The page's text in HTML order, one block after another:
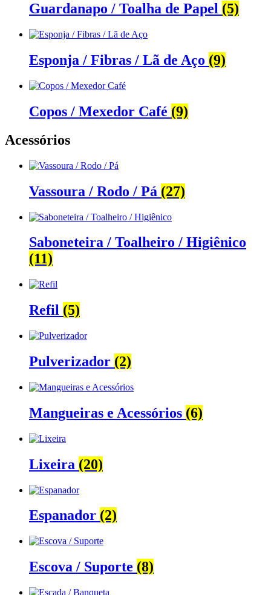
Guardanapo / Toalha de Papel (5)
Esponja / Fibras / Lã de Aço (9)
Copos / Mexedor Café (9)
Acessórios
Vassoura / Rodo / Pá (27)
Saboneteira / Toalheiro / Higiênico
(11)
Refil (5)
Pulverizador (2)
Mangueiras e Acessórios (6)
Lixeira (20)
Espanador (2)
Escova / Suporte (8)